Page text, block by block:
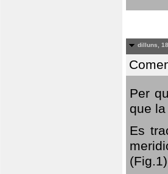
dilluns,
Per
que la
Es